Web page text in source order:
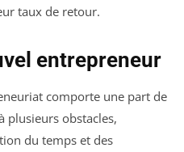
taux de retour.
entrepreneur
comporte une part de
plusieurs obstacles,
du temps et des